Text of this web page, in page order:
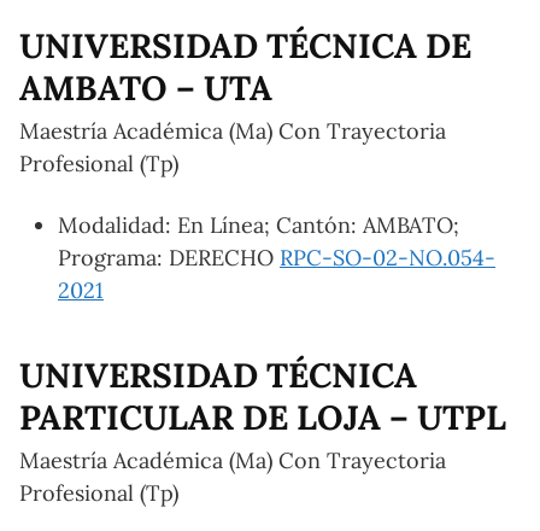
UNIVERSIDAD TÉCNICA DE
AMBATO – UTA
Maestría Académica (Ma) Con Trayectoria
Profesional (Tp)
Modalidad: En Línea; Cantón: AMBATO;
Programa: DERECHO RPC-SO-02-NO.054-
2021
UNIVERSIDAD TÉCNICA
PARTICULAR DE LOJA – UTPL
Maestría Académica (Ma) Con Trayectoria
Profesional (Tp)